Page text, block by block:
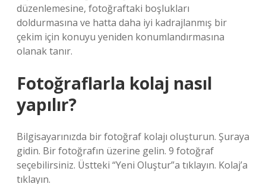
düzenlemesine, fotoğraftaki boşlukları
doldurmasına ve hatta daha iyi kadrajlanmış bir
çekim için konuyu yeniden konumlandırmasına
olanak tanır.
Fotoğraflarla kolaj nasıl
yapılır?
Bilgisayarınızda bir fotoğraf kolajı oluşturun. Şuraya
gidin. Bir fotoğrafın üzerine gelin. 9 fotoğraf
seçebilirsiniz. Üstteki “Yeni Oluştur”a tıklayın. Kolaj’a
tıklayın.